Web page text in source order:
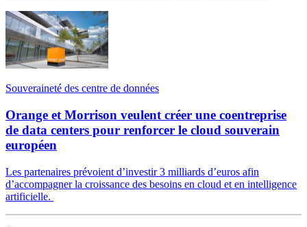
Souveraineté des centre de données
Orange et Morrison veulent créer une coentreprise
de data centers pour renforcer le cloud souverain
européen
Les partenaires prévoient d’investir 3 milliards d’euros afin
d’accompagner la croissance des besoins en cloud et en intelligence
artificielle.